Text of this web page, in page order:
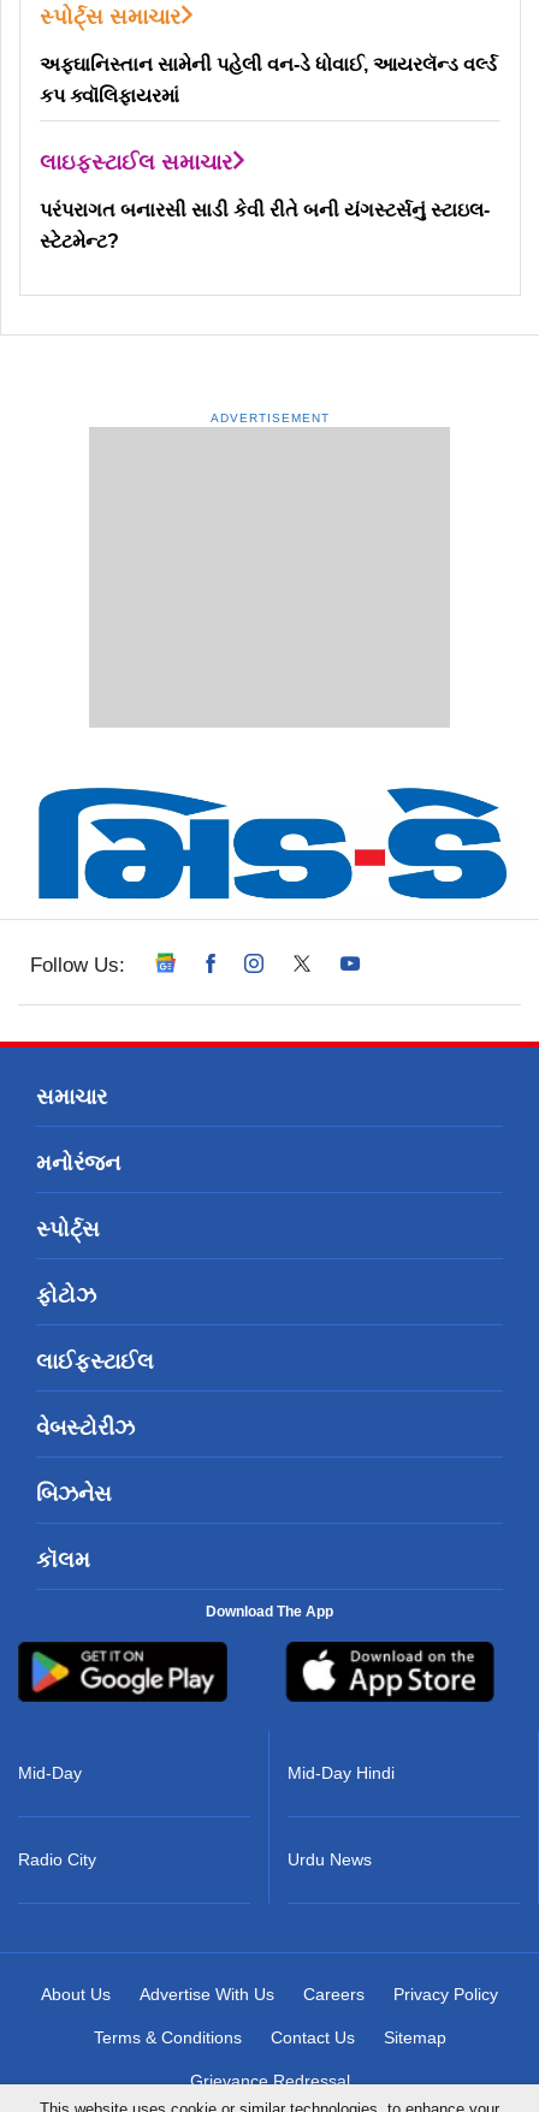
સ્પોર્ટ્સ સમાચાર
અફઘાનિસ્તાન સામેની પહેલી વન-ડે ધોવાઈ, આયરલૅન્ડ વર્લ્ડ
કપ ક્વૉલિફાયરમાં
લાઇફસ્ટાઈલ સમાચાર
પરંપરાગત બનારસી સાડી કેવી રીતે બની યંગસ્ટર્સનું સ્ટાઇલ-
સ્ટેટમેન્ટ?
ADVERTISEMENT
Follow Us:
સમાચાર
મનોરંજન
સ્પોર્ટ્સ
ફોટોઝ
લાઈફસ્ટાઈલ
વેબસ્ટોરીઝ
બિઝનેસ
કૉલમ
Download The App
Mid-Day
Radio City
Mid-Day Hindi
Urdu News
About Us Advertise With Us Careers Privacy Policy
Terms & Conditions Contact Us Sitemap
Grievance Redressal